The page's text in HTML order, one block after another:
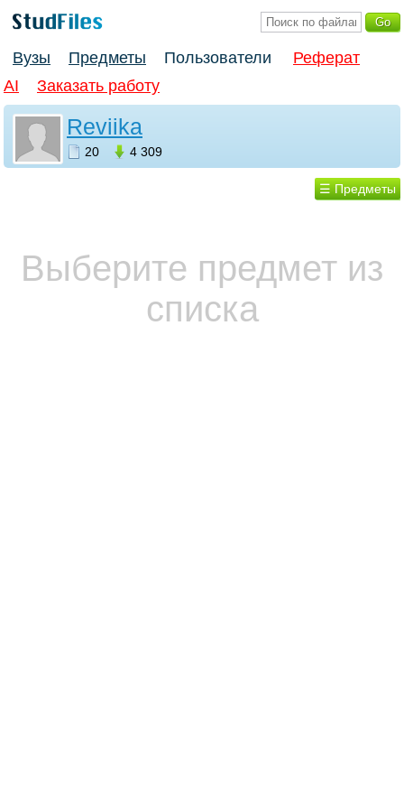
Вузы Предметы Пользователи
Реферат
AI
Заказать работу
Reviika
20 4 309
☰ Предметы
Выберите предмет из
списка